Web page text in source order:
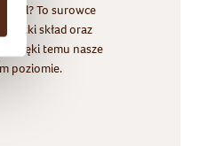
To surowce
krótki skład oraz
Dzięki temu nasze
poziomie.